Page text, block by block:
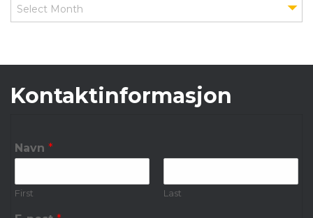
Select Month
Kontaktinformasjon
Navn *
First Last